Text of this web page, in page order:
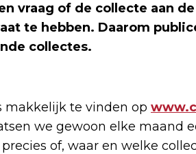
vraag of de collecte aan
te hebben. Daarom
collectes.
makkelijk te vinden op
we gewoon elke maand
of, waar en welke